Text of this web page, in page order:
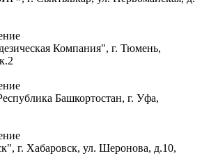
Компания", г. Тюмень,
Башкортостан, г. Уфа,
г. Хабаровск, ул. Шеронова, д.10,